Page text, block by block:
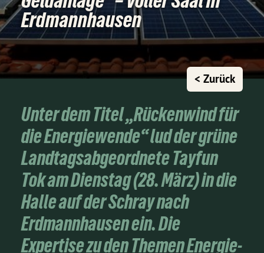
Erdmannhausen
< Zurück
Unter dem Titel „Rückenwind für
die Energiewende“ lud der grüne
Landtagsabgeordnete Tayfun
Tok am Dienstag (28. März) in die
Halle auf der Schray nach
Erdmannhausen ein. Die
Expertise zu den Themen Energie-